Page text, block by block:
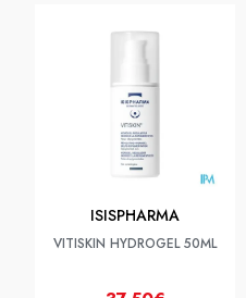
ISISPHARMA
VITISKIN HYDROGEL 50ML